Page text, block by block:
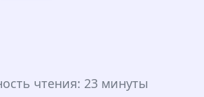
чтения: 23 минуты